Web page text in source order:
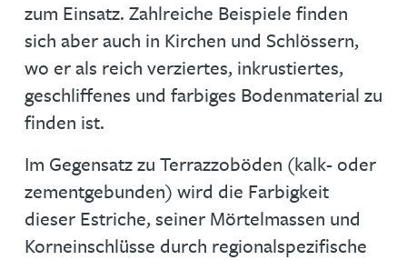
zum Einsatz. Zahlreiche Beispiele finden
sich aber auch in Kirchen und Schlössern,
wo er als reich verziertes, inkrustiertes,
geschliffenes und farbiges Bodenmaterial zu
finden ist.
Im Gegensatz zu Terrazzoböden (kalk- oder
zementgebunden) wird die Farbigkeit
dieser Estriche, seiner Mörtelmassen und
Korneinschlüsse durch regionalspezifische